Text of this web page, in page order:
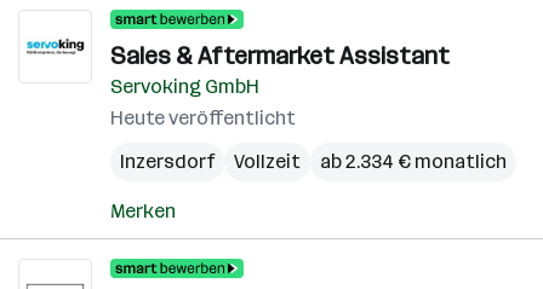
Sales & Aftermarket Assistant
Servoking GmbH
Heute veröffentlicht
Inzersdorf
Vollzeit ab 2.334 € monatlich
Merken